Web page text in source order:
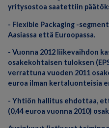
yritysostoa saatettiin
- Flexible Packaging -
Aasiassa että Euroopassa.
- Vuonna 2012 liikevaihdon
osakekohtaisen tuloksen
verrattuna vuoden 2011
euroa ilman kertaluonteisia
- Yhtiön hallitus ehdottaa,
(0,44 euroa vuonna 2010)